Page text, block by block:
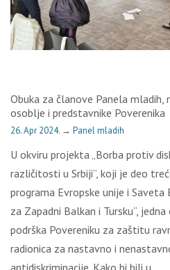
Obuka za članove Panela mladih,
osoblje i predstavnike Poverenika
26. Apr 2024. → Panel mladih
U okviru projekta „Borba protiv
različitosti u Srbiji”, koji je deo
programa Evropske unije i
za Zapadni Balkan i Tursku“,
podrška Povereniku za zaštitu
radionica za nastavno i
antidiskriminacije. Kako bi bili u…